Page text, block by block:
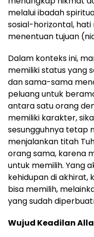
melalui ibadah
sosial-horizontal, hati
menentuan tujuan
Dalam konteks ini,
memiliki status yang
dan sama-sama
peluang untuk
antara satu orang
memiliki karakter,
sesungguhnya tetap
menjalankan titah
orang sama, karena
untuk memilih. Yang
kehidupan di akhirat,
bisa memilih,
yang sudah
Wujud Keadilan